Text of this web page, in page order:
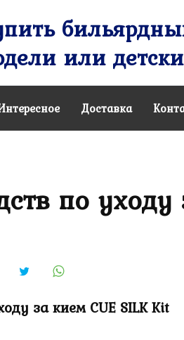
или
Доставка
по уходу
за кием CUE SILK Kit